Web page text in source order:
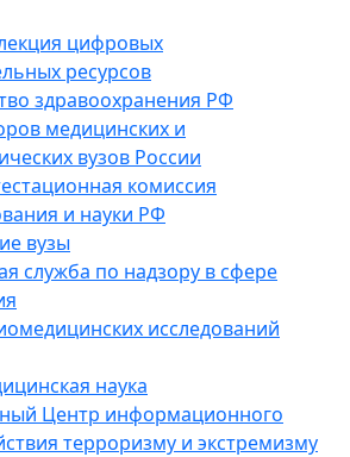
цифровых
ресурсов
здравоохранения РФ
медицинских и
вузов России
комиссия
и науки РФ
вузы
служба по надзору в сфере
исследований
наука
Центр информационного
терроризму и экстремизму